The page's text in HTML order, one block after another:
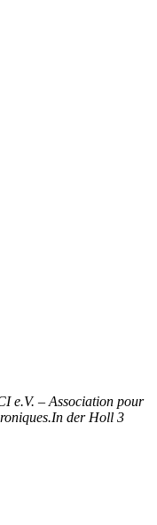
e.V. – Association pour
In der Holl 3